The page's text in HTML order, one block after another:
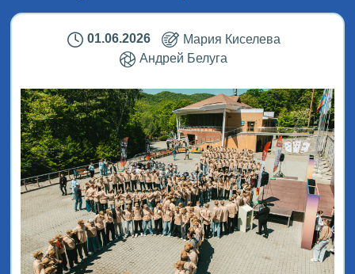
01.06.2026
Мария Киселева
Андрей Белуга